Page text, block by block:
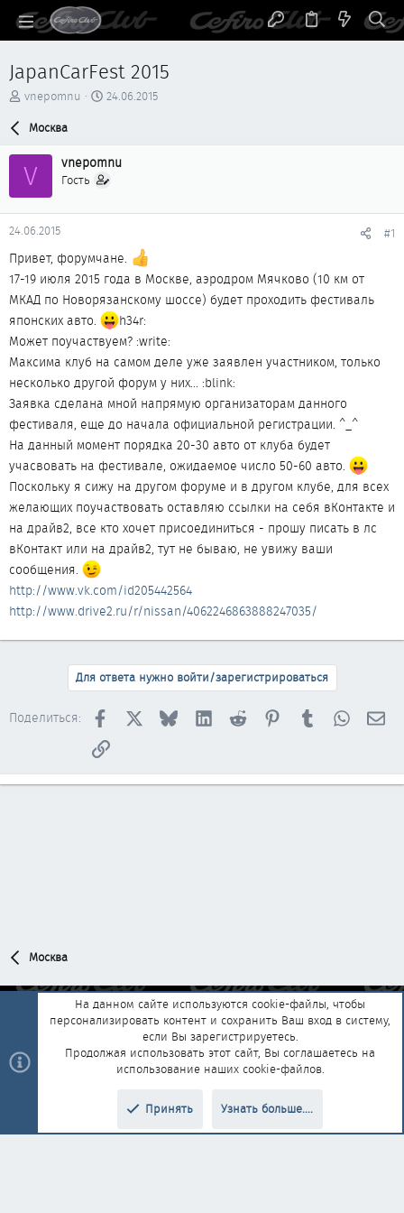
JapanCarFest 2015
А
р
т
м
ы
vnepomnu
Д
н
а
а
24.06.2015
Москва
V vnepomnu
Гость
24.06.2015 #1
Привет, форумчане.
17-19 июля 2015 года в Москве, аэродром Мячково (10 км от
МКАД по Новорязанскому шоссе) будет проходить фестиваль
японских авто.
h34r:
Может поучаствуем? :write:
Максима клуб на самом деле уже заявлен участником, только
несколько другой форум у них... :blink:
Заявка сделана мной напрямую организаторам данного
фестиваля, еще до начала официальной регистрации. ^_^
На данный момент порядка 20-30 авто от клуба будет
учасвовать на фестивале, ожидаемое число 50-60 авто.
Поскольку я сижу на другом форуме и в другом клубе, для всех
желающих поучаствовать оставляю ссылки на себя вКонтакте и
на драйв2, все кто хочет присоединиться - прошу писать в лс
вКонтакт или на драйв2, тут не бываю, не увижу ваши
сообщения.
http://www.vk.com/id205442564
http://www.drive2.ru/r/nissan/4062246863888247035/
Для ответа нужно войти/зарегистрироваться
Поделиться: Facebook BlueskyLinkedInReddit PinterestTumblr
Ссылка
Москва
Обратная связь
Условия и правила
Политика конфиденциальности
Помощь Главная
R
add-ons by ThemeHouse Перевод от Jumuro®
На данном сайте используются cookie-файлы, чтобы
персонализировать контент и сохранить Ваш вход в систему,
если Вы зарегистрируетесь.
Продолжая использовать этот сайт, Вы соглашаетесь на
использование наших cookie-файлов.
Принять Узнать больше....